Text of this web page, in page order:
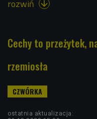
rozwiń 
Cechy to przeżytek,
rzemiosła
ostatnia aktualizacja: